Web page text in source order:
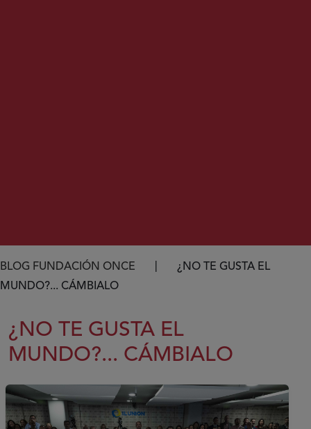
Ruta de navegación
BLOG FUNDACIÓN ONCE
¿NO TE GUSTA EL
MUNDO?... CÁMBIALO
¿NO TE GUSTA EL
MUNDO?... CÁMBIALO